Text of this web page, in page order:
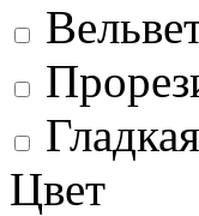
Цвет